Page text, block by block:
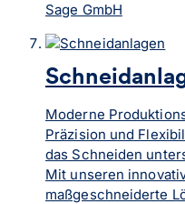
Sage GmbH
Moderne
Präzision und
das Schneiden
Mit unseren
maßgeschneiderte